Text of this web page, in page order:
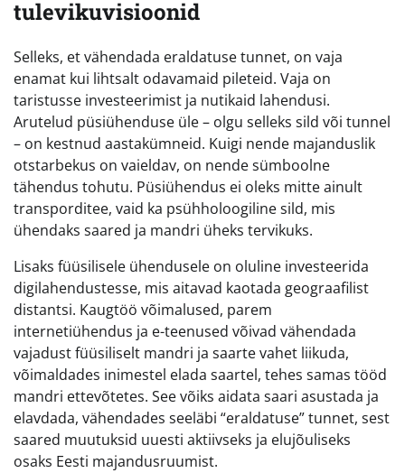
tulevikuvisioonid
Selleks, et vähendada eraldatuse tunnet, on vaja
enamat kui lihtsalt odavamaid pileteid. Vaja on
taristusse investeerimist ja nutikaid lahendusi.
Arutelud püsiühenduse üle – olgu selleks sild või tunnel
– on kestnud aastakümneid. Kuigi nende majanduslik
otstarbekus on vaieldav, on nende sümboolne
tähendus tohutu. Püsiühendus ei oleks mitte ainult
transporditee, vaid ka psühholoogiline sild, mis
ühendaks saared ja mandri üheks tervikuks.
Lisaks füüsilisele ühendusele on oluline investeerida
digilahendustesse, mis aitavad kaotada geograafilist
distantsi. Kaugtöö võimalused, parem
internetiühendus ja e-teenused võivad vähendada
vajadust füüsiliselt mandri ja saarte vahet liikuda,
võimaldades inimestel elada saartel, tehes samas tööd
mandri ettevõtetes. See võiks aidata saari asustada ja
elavdada, vähendades seeläbi “eraldatuse” tunnet, sest
saared muutuksid uuesti aktiivseks ja elujõuliseks
osaks Eesti majandusruumist.